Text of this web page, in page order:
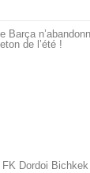
Barça
de l’été !
Dordoi